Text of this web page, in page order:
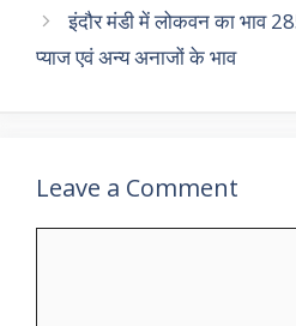
इंदौर मंडी में लोकवन का भाव
प्याज एवं अन्य अनाजों के भाव
Leave a Comment